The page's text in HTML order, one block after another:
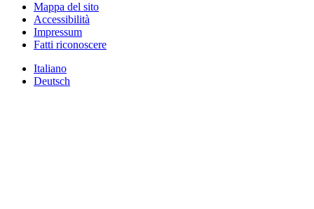
Mappa del sito
Accessibilità
Impressum
Fatti riconoscere
Italiano
Deutsch